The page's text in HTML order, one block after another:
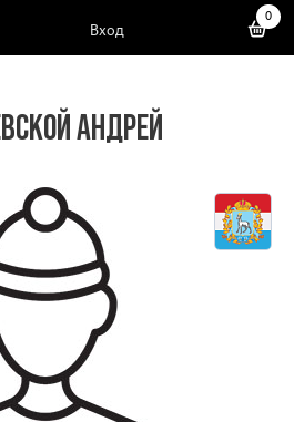
Вход
0
АНДРЕЙ